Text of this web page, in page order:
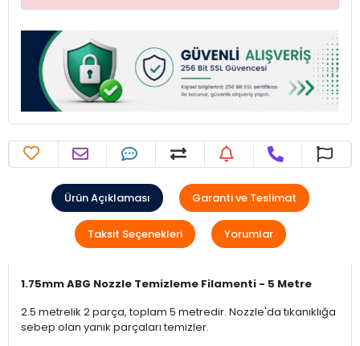
Ürün Açıklaması Garanti ve Teslimat
Taksit Seçenekleri Yorumlar
1.75mm ABG Nozzle Temizleme Filamenti - 5 Metre
2.5 metrelik 2 parça, toplam 5 metredir. Nozzle'da tıkanıklığa
sebep olan yanık parçaları temizler.